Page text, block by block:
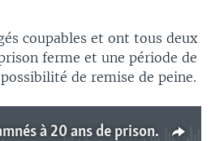
coupables et ont tous deux
ferme et une période de
de remise de peine.
Deux accusés condamnés à 20 ans de prison pour terrorisme au Faso